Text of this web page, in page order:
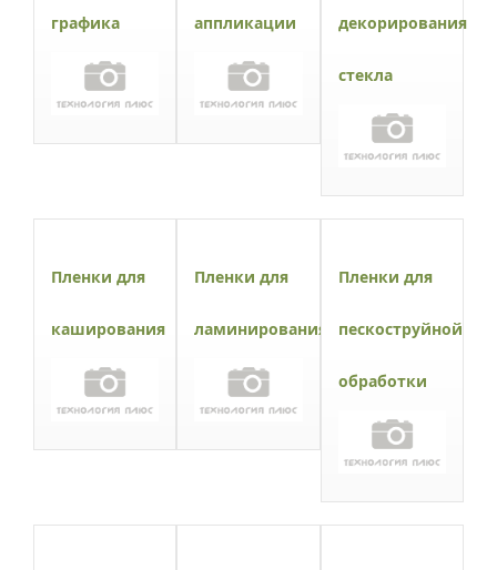
графика аппликации декорирования
стекла
Пленки для
каширования
Пленки для
ламинирования
Пленки для
пескоструйной
обработки